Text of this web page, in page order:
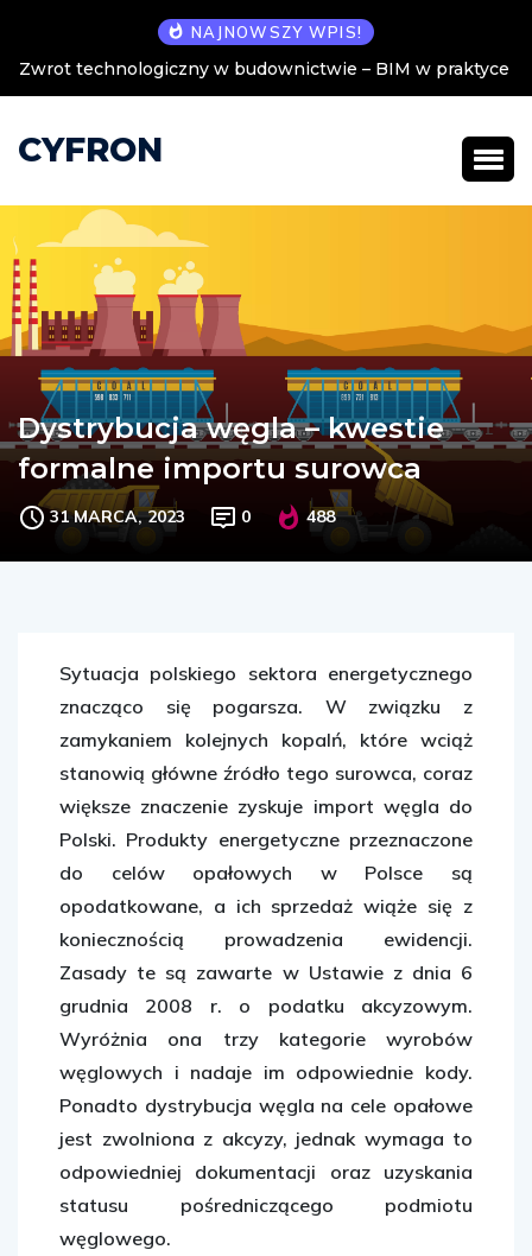
NAJNOWSZY WPIS!
Zwrot technologiczny w budownictwie – BIM w praktyce
CYFRON
Dystrybucja węgla – kwestie
formalne importu surowca
31 MARCA, 2023 0 488
Sytuacja polskiego sektora energetycznego
znacząco się pogarsza. W związku z
zamykaniem kolejnych kopalń, które wciąż
stanowią główne źródło tego surowca, coraz
większe znaczenie zyskuje import węgla do
Polski. Produkty energetyczne przeznaczone
do celów opałowych w Polsce są
opodatkowane, a ich sprzedaż wiąże się z
koniecznością prowadzenia ewidencji.
Zasady te są zawarte w Ustawie z dnia 6
grudnia 2008 r. o podatku akcyzowym.
Wyróżnia ona trzy kategorie wyrobów
węglowych i nadaje im odpowiednie kody.
Ponadto dystrybucja węgla na cele opałowe
jest zwolniona z akcyzy, jednak wymaga to
odpowiedniej dokumentacji oraz uzyskania
statusu pośredniczącego podmiotu
węglowego.